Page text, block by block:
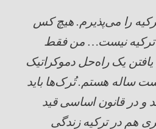
را می‌پذیرم. هیچ کس
ترکیه نیست… من فقط
یک راه‌حل دموکراتیک
ساله هستم. تُرک‌ها باید
و در قانون اساسی قید
هم در ترکیه زندگی